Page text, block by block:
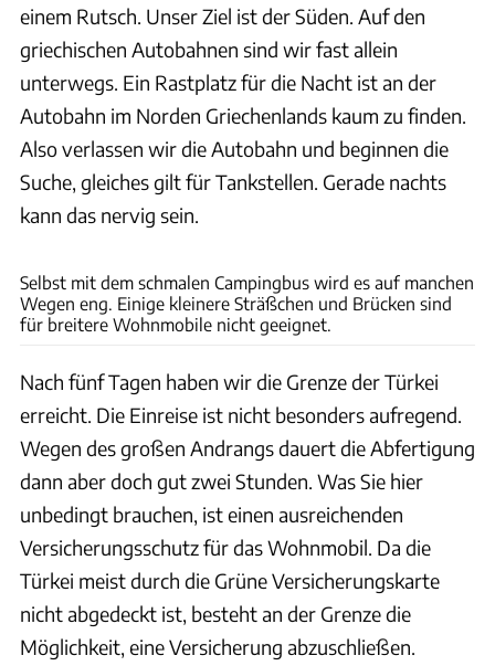
einem Rutsch. Unser Ziel ist der Süden. Auf den
griechischen Autobahnen sind wir fast allein
unterwegs. Ein Rastplatz für die Nacht ist an der
Autobahn im Norden Griechenlands kaum zu finden.
Also verlassen wir die Autobahn und beginnen die
Suche, gleiches gilt für Tankstellen. Gerade nachts
kann das nervig sein.
Selbst mit dem schmalen Campingbus wird es auf manchen
Wegen eng. Einige kleinere Sträßchen und Brücken sind
für breitere Wohnmobile nicht geeignet.
Nach fünf Tagen haben wir die Grenze der Türkei
erreicht. Die Einreise ist nicht besonders aufregend.
Wegen des großen Andrangs dauert die Abfertigung
dann aber doch gut zwei Stunden. Was Sie hier
unbedingt brauchen, ist einen ausreichenden
Versicherungsschutz für das Wohnmobil. Da die
Türkei meist durch die Grüne Versicherungskarte
nicht abgedeckt ist, besteht an der Grenze die
Möglichkeit, eine Versicherung abzuschließen.